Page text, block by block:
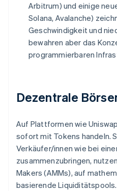
Arbitrum) und einige
Solana, Avalanche)
Geschwindigkeit und
bewahren aber das
programmierbaren
Dezentrale
Auf Plattformen wie
sofort mit Tokens handeln.
Verkäufer/innen wie bei
zusammenzubringen,
Makers (AMMs), auf
basierende